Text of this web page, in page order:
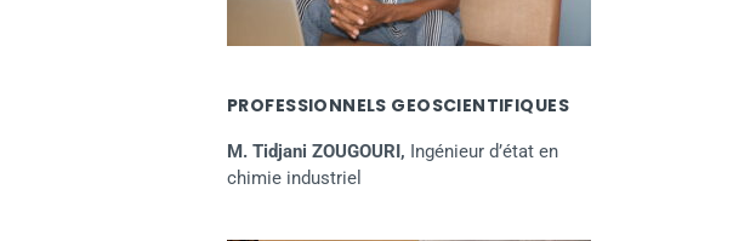
PROFESSIONNELS GEOSCIENTIFIQUES
M. Tidjani ZOUGOURI, Ingénieur d’état en
chimie industriel